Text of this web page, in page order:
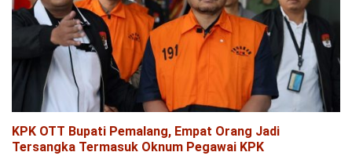
KPK OTT Bupati Pemalang, Empat Orang Jadi
Tersangka Termasuk Oknum Pegawai KPK